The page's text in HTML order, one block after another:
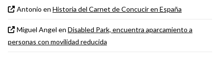
Antonio en Historia del Carnet de Concucir en España
Miguel Angel en Disabled Park, encuentra aparcamiento a
personas con movilidad reducida